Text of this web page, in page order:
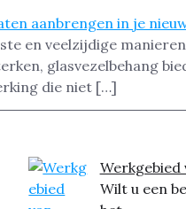
en veelzijdige
glasvezelbehang
die niet […]
Werkgebied
Wilt u een